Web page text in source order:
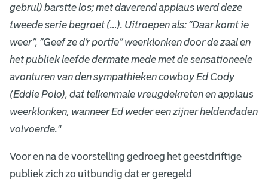
)
[
m
o
n
t
g
e
gebrul) barstte los; met daverend applaus werd deze
tweede serie begroet (…). Uitroepen als: “Daar komt ie
weer”, “Geef ze d’r portie” weerklonken door de zaal en
het publiek leefde dermate mede met de sensationeele
avonturen van den sympathieken cowboy Ed Cody
(Eddie Polo), dat telkenmale vreugdekreten en applaus
weerklonken, wanneer Ed weder een zijner heldendaden
volvoerde.''
Voor en na de voorstelling gedroeg het geestdriftige
publiek zich zo uitbundig dat er geregeld